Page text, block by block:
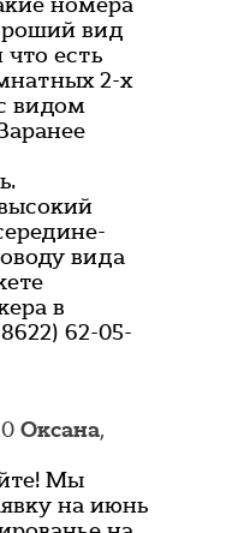
вид
есть
2-х
видом
вида
в
62-05-
Оксана,
Мы
на июнь